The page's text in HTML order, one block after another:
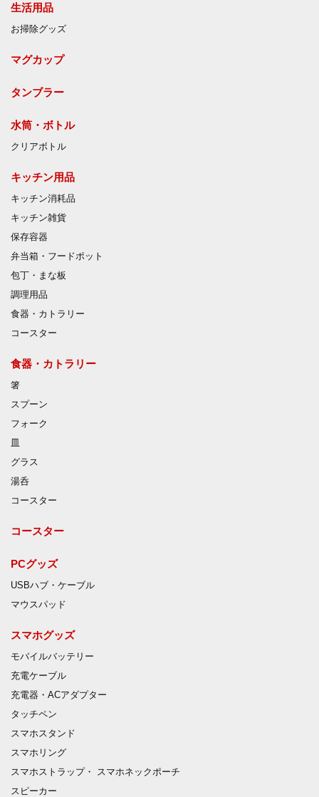
生活用品
お掃除グッズ
マグカップ
タンブラー
水筒・ボトル
クリアボトル
キッチン用品
キッチン消耗品
キッチン雑貨
保存容器
弁当箱・フードポット
包丁・まな板
調理用品
食器・カトラリー
コースター
食器・カトラリー
箸
スプーン
フォーク
皿
グラス
湯呑
コースター
コースター
PCグッズ
USBハブ・ケーブル
マウスパッド
スマホグッズ
モバイルバッテリー
充電ケーブル
充電器・ACアダプター
タッチペン
スマホスタンド
スマホリング
スマホストラップ・ スマホネックポーチ
スピーカー